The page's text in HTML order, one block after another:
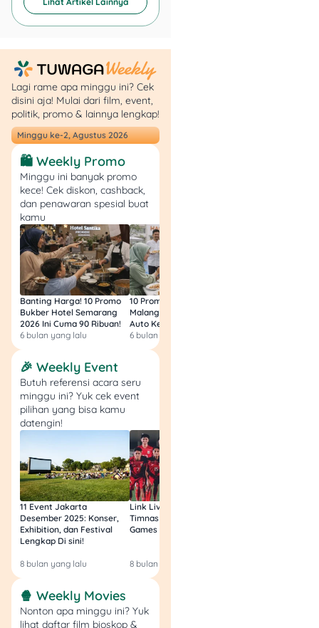
Dengan pengelolaan yang
bijak,UMP 2026 Jakarta
memperbaiki stabilitas
finansial .
FAQ
1.Apakah UMP 2026
Jakarta naik?
Ya, UMP 2026 Jakarta naik
sebesar 6,17% dibandingkan
tahun 2025.
2.Berapa UMP Jakarta
2026?
UMP Jakarta 2026
ditetapkan sebesar
Rp5.729.876 per bulan.
3.
Jakarta dari 2025 ke
2026?
Kenaikan UMP Jakarta
mencapai Rp 333.116 per
bulan atau sekitar 6,17%.
4.Kapan UMP 2026
Jakarta mulai berlaku?
UMP 2026 Jakarta mulai
berlaku pada 1 Januari
2026.
5.
terdampak UMP Jakarta
2026?
Lagi rame apa minggu ini? Cek
disini aja! Mulai dari film, event,
politik, promo & lainnya lengkap!
Minggu ke-2, Agustus 2026
🛍️ Weekly Promo
Minggu ini banyak promo
kece! Cek diskon, cashback,
dan penawaran spesial buat
kamu
Banting Harga! 10 Promo
Bukber Hotel Semarang
2026 Ini Cuma 90 Ribuan!
6 bulan yang lalu
10 Promo Bukber Hotel
Malang 2026: Start 75rb,
Auto Kenyang!
6 bulan yang lalu
🎉 Weekly Event
Butuh referensi acara seru
minggu ini? Yuk cek event
pilihan yang bisa kamu
datengin!
11 Event Jakarta
Desember 2025: Konser,
Exhibition, dan Festival
Lengkap Di sini!
8 bulan yang lalu
Link Live Streaming
Timnas vs Filipina SEA
Games Malam Ini, Gratis!
8 bulan yang lalu
🍿 Weekly Movies
Nonton apa minggu ini? Yuk
lihat daftar film bioskop &